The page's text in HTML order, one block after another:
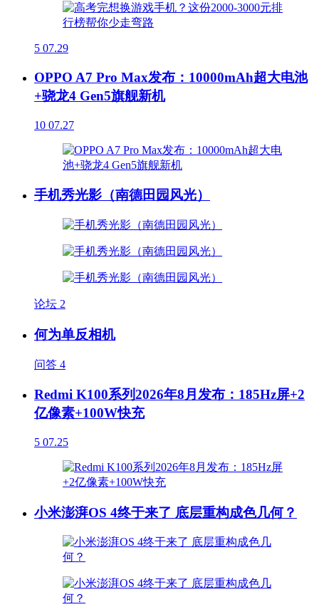
5 07.29
OPPO A7 Pro Max发布：10000mAh超大电池
+骁龙4 Gen5旗舰新机
10 07.27
手机秀光影（南德田园风光）
论坛 2
何为单反相机
问答 4
Redmi K100系列2026年8月发布：185Hz屏+2
亿像素+100W快充
5 07.25
小米澎湃OS 4终于来了 底层重构成色几何？